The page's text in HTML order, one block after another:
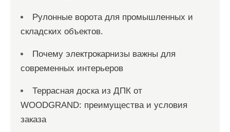
Рулонные ворота для промышленных и
складских объектов.
Почему электрокарнизы важны для
современных интерьеров
Террасная доска из ДПК от
WOODGRAND: преимущества и условия
заказа